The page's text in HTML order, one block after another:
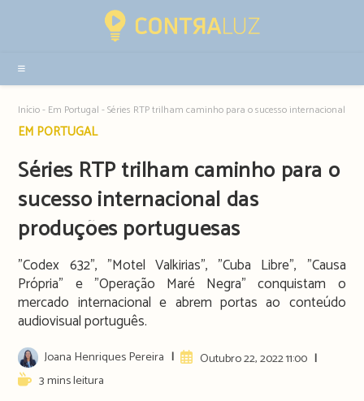
sidebar
Início- Em Portugal -Séries RTP trilham caminho para o sucesso internacional
Post
EM PORTUGAL
Séries RTP trilham caminho para o
sucesso internacional das
produções portuguesas
"Codex 632", "Motel Valkirias", "Cuba Libre", "Causa
Própria" e "Operação Maré Negra" conquistam o
mercado internacional e abrem portas ao conteúdo
audiovisual português.
Post
author:
Joana Henriques Pereira
ArtigoOutubro 22, 2022 11:00
Reading3 mins leitura